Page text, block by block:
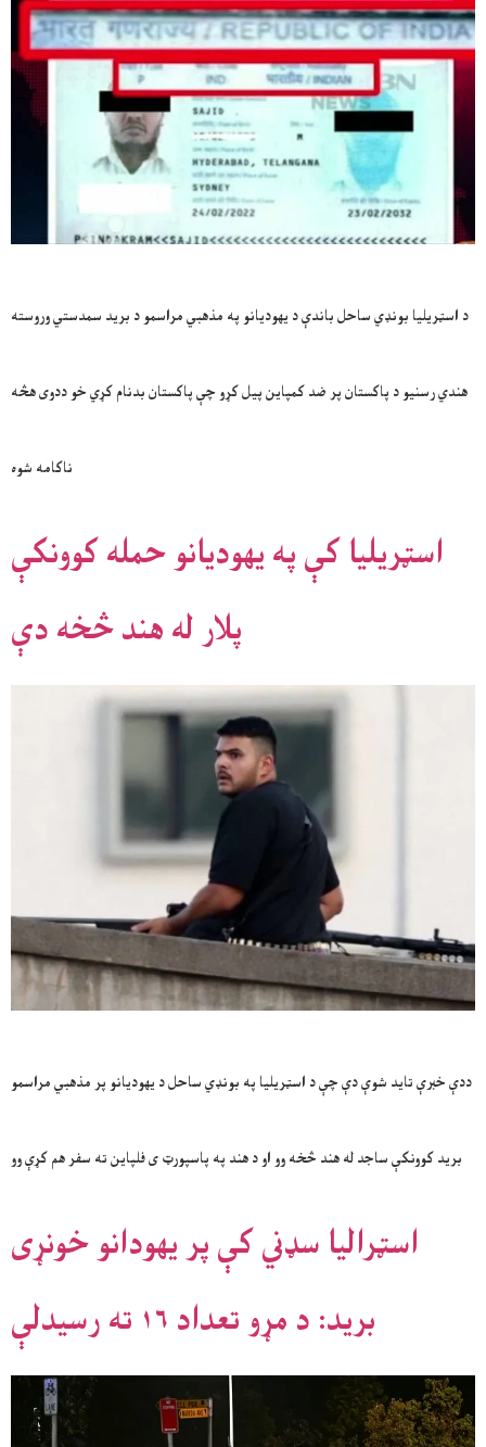
د اسټریلیا بونډي ساحل باندې د یهودیانو په مذهبي مراسمو د برید سمدستي وروسته
هندي رسنیو د پاکستان پر ضد کمپاین پیل کړو چې پاکستان بدنام کړي خو ددوی هڅه
ناکامه شوه
اسټریلیا کې په یهودیانو حمله کوونکې
پلار له هند څخه دې
ددې خبرې تاید شوې دې چې د اسټریلیا په بونډي ساحل د یهودیانو پر مذهبي مراسمو
برید کوونکې ساجد له هند څخه وو او د هند په پاسپورټ ی فلپاین ته سفر هم کړې وو
اسټرالیا سډني کې پر یهودانو خونړی
برید: د مړو تعداد ۱۶ ته رسیدلې